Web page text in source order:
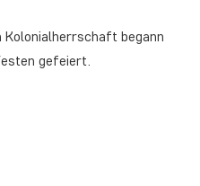
Kolonialherrschaft begann
gefeiert.